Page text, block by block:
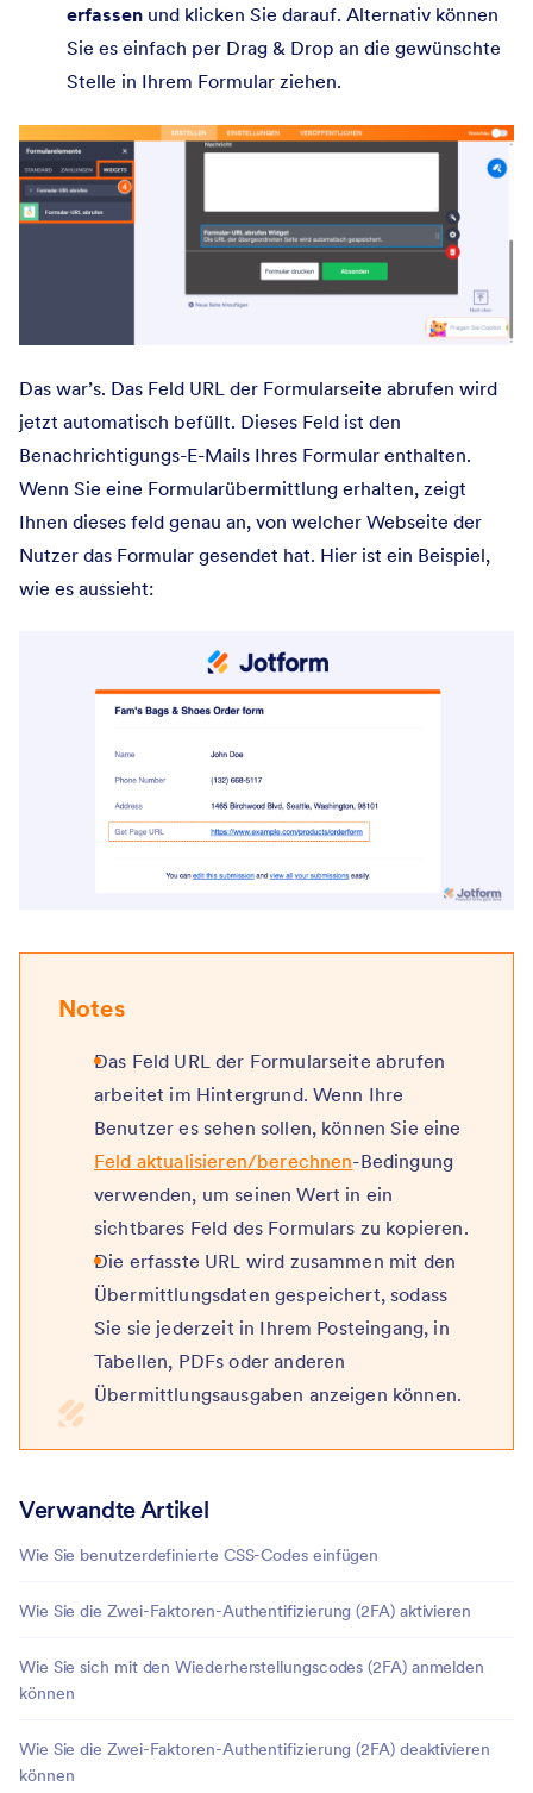
erfassen und klicken Sie darauf. Alternativ können
Sie es einfach per Drag & Drop an die gewünschte
Stelle in Ihrem Formular ziehen.
Das war’s. Das Feld URL der Formularseite abrufen wird
jetzt automatisch befüllt. Dieses Feld ist den
Benachrichtigungs-E-Mails Ihres Formular enthalten.
Wenn Sie eine Formularübermittlung erhalten, zeigt
Ihnen dieses feld genau an, von welcher Webseite der
Nutzer das Formular gesendet hat. Hier ist ein Beispiel,
wie es aussieht:
Notes
Das Feld URL der Formularseite abrufen
arbeitet im Hintergrund. Wenn Ihre
Benutzer es sehen sollen, können Sie eine
Feld aktualisieren/berechnen-Bedingung
verwenden, um seinen Wert in ein
sichtbares Feld des Formulars zu kopieren.
Die erfasste URL wird zusammen mit den
Übermittlungsdaten gespeichert, sodass
Sie sie jederzeit in Ihrem Posteingang, in
Tabellen, PDFs oder anderen
Übermittlungsausgaben anzeigen können.
Verwandte Artikel
Wie Sie benutzerdefinierte CSS-Codes einfügen
Wie Sie die Zwei-Faktoren-Authentifizierung (2FA) aktivieren
Wie Sie sich mit den Wiederherstellungscodes (2FA) anmelden
können
Wie Sie die Zwei-Faktoren-Authentifizierung (2FA) deaktivieren
können